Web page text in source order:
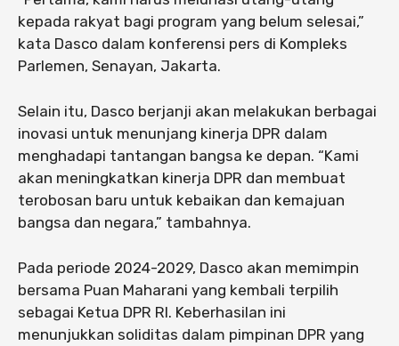
kepada rakyat bagi program yang belum selesai,”
kata Dasco dalam konferensi pers di Kompleks
Parlemen, Senayan, Jakarta.
Selain itu, Dasco berjanji akan melakukan berbagai
inovasi untuk menunjang kinerja DPR dalam
menghadapi tantangan bangsa ke depan. “Kami
akan meningkatkan kinerja DPR dan membuat
terobosan baru untuk kebaikan dan kemajuan
bangsa dan negara,” tambahnya.
Pada periode 2024-2029, Dasco akan memimpin
bersama Puan Maharani yang kembali terpilih
sebagai Ketua DPR RI. Keberhasilan ini
menunjukkan soliditas dalam pimpinan DPR yang